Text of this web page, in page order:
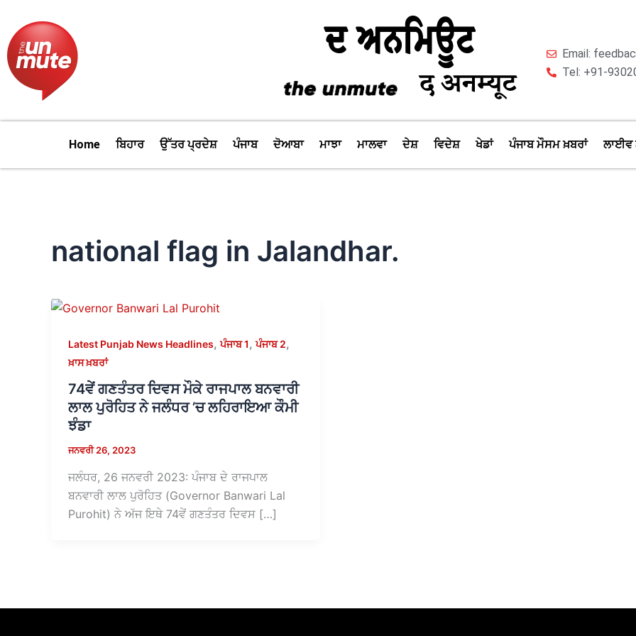
content
Email:
Tel: +91-
Home ਬਿਹਾਰ ਉੱਤਰ ਪ੍ਰਦੇਸ਼ ਪੰਜਾਬ ਦੋਆਬਾ ਮਾਝਾ ਮਾਲਵਾ ਦੇਸ਼ ਵਿਦੇਸ਼ ਖੇਡਾਂ ਪੰਜਾਬ ਮੌਸਮ ਖ਼ਬਰਾਂ ਲਾਈਵ
national flag in Jalandhar.
Latest Punjab News Headlines,ਪੰਜਾਬ 1,ਪੰਜਾਬ 2,
ਖ਼ਾਸ ਖ਼ਬਰਾਂ
74ਵੇਂ ਗਣਤੰਤਰ ਦਿਵਸ ਮੌਕੇ ਰਾਜਪਾਲ ਬਨਵਾਰੀ
ਲਾਲ ਪੁਰੋਹਿਤ ਨੇ ਜਲੰਧਰ ’ਚ ਲਹਿਰਾਇਆ ਕੌਮੀ
ਝੰਡਾ
ਜਨਵਰੀ 26, 2023
ਜਲੰਧਰ, 26 ਜਨਵਰੀ 2023: ਪੰਜਾਬ ਦੇ ਰਾਜਪਾਲ
ਬਨਵਾਰੀ ਲਾਲ ਪੁਰੋਹਿਤ (Governor Banwari Lal
Purohit) ਨੇ ਅੱਜ ਇਥੇ 74ਵੇਂ ਗਣਤੰਤਰ ਦਿਵਸ […]